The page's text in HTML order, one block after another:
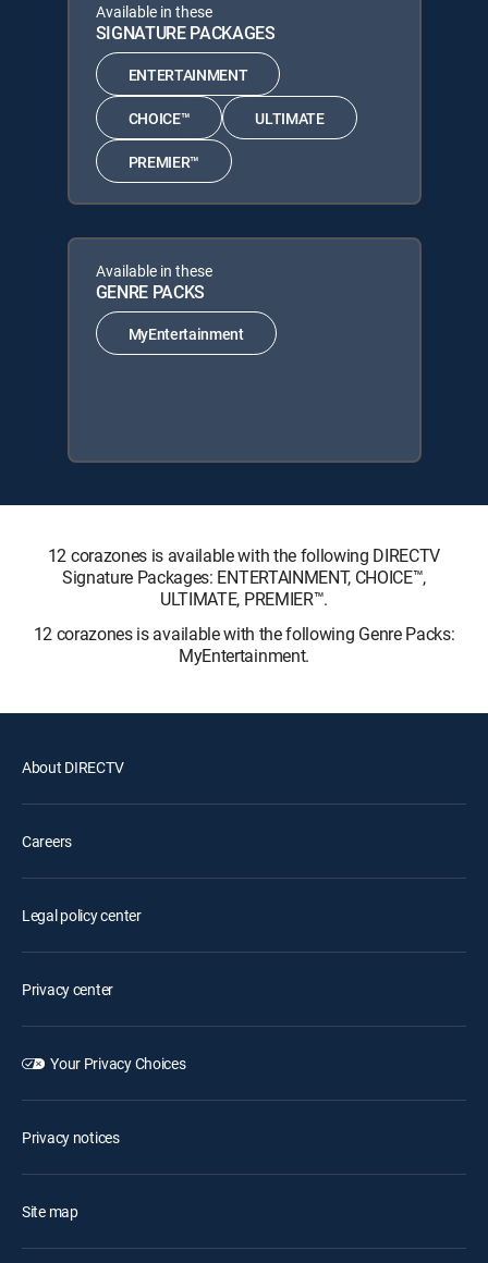
Available in these
SIGNATURE PACKAGES
ENTERTAINMENT
CHOICE™ ULTIMATE
PREMIER™
Available in these
GENRE PACKS
MyEntertainment
12 corazones is available with the following DIRECTV
Signature Packages: ENTERTAINMENT, CHOICE™,
ULTIMATE, PREMIER™.
12 corazones is available with the following Genre Packs:
MyEntertainment.
About DIRECTV
Careers
Legal policy center
Privacy center
Your Privacy Choices
Privacy notices
Site map